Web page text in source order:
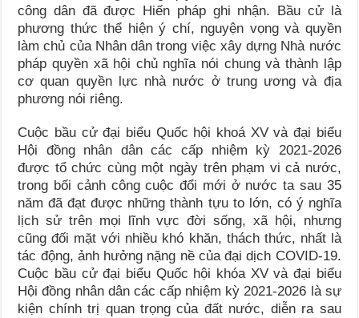
công dân đã được Hiến pháp ghi nhận. Bầu cử là
phương thức thể hiện ý chí, nguyện vọng và quyền
làm chủ của Nhân dân trong việc xây dựng Nhà nước
pháp quyền xã hội chủ nghĩa nói chung và thành lập
cơ quan quyền lực nhà nước ở trung ương và địa
phương nói riêng.
Cuộc bầu cử đại biểu Quốc hội khoá XV và đại biểu
Hội đồng nhân dân các cấp nhiệm kỳ 2021-2026
được tổ chức cùng một ngày trên phạm vi cả nước,
trong bối cảnh công cuộc đổi mới ở nước ta sau 35
năm đã đạt được những thành tựu to lớn, có ý nghĩa
lịch sử trên mọi lĩnh vực đời sống, xã hội, nhưng
cũng đối mặt với nhiều khó khăn, thách thức, nhất là
tác động, ảnh hưởng nặng nề của đại dịch COVID-19.
Cuộc bầu cử đại biểu Quốc hội khóa XV và đại biểu
Hội đồng nhân dân các cấp nhiệm kỳ 2021-2026 là sự
kiện chính trị quan trọng của đất nước, diễn ra sau